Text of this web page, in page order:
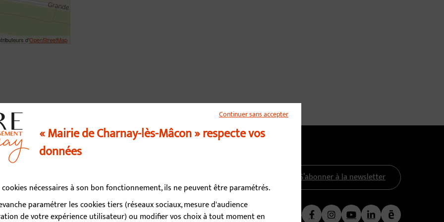
d'OpenStreetMap
S’abonner à la newsletter
Nous suivre
Continuer sans accepter
« Mairie de Charnay-lès-Mâcon » respecte vos
données
nécessaires à son bon fonctionnement, ils ne peuvent être paramétrés.
paramétrer les cookies tiers (réseaux sociaux, mesure d'audience
de votre expérience utilisateur) ou modifier vos choix à tout moment en